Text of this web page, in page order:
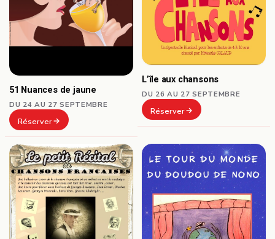
51 Nuances de jaune
DU 24 AU 27 SEPTEMBRE
Réserver
L’île aux chansons
DU 26 AU 27 SEPTEMBRE
Réserver